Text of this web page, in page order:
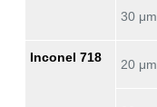
30 μm
Inconel 718 20 μm